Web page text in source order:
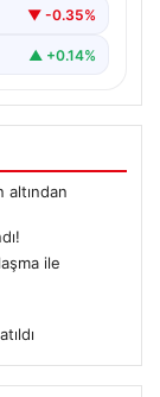
▼ -0.35%
▲ +0.14%
altından
ile